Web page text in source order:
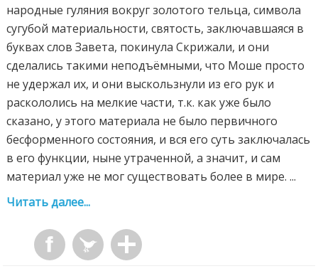
народные гуляния вокруг золотого тельца, символа
сугубой материальности, святость, заключавшаяся в
буквах слов Завета, покинула Скрижали, и они
сделались такими неподъёмными, что Моше просто
не удержал их, и они выскользнули из его рук и
раскололись на мелкие части, т.к. как уже было
сказано, у этого материала не было первичного
бесформенного состояния, и вся его суть заключалась
в его функции, ныне утраченной, а значит, и сам
материал уже не мог существовать более в мире. ...
Читать далее...